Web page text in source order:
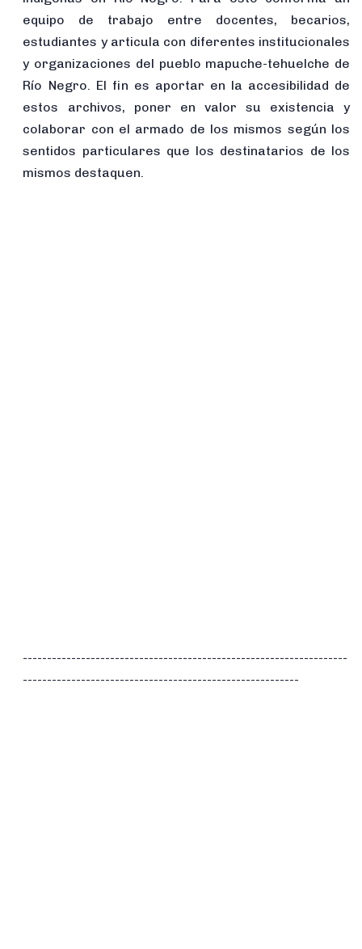
equipo de trabajo entre docentes, becarios,
estudiantes y articula con diferentes institucionales
y organizaciones del pueblo mapuche-tehuelche de
Río Negro. El fin es aportar en la accesibilidad de
estos archivos, poner en valor su existencia y
colaborar con el armado de los mismos según los
sentidos particulares que los destinatarios de los
mismos destaquen.
-------------------------------------------------------------------
---------------------------------------------------------